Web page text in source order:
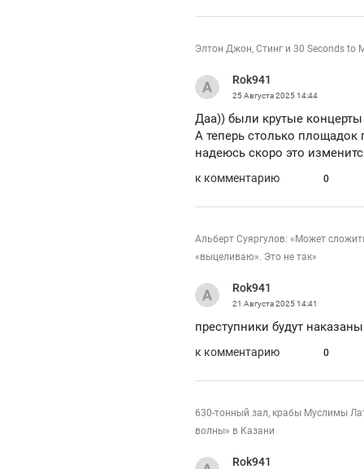
Элтон Джон, Стинг и 30 Seconds to
Rok941
25 Августа 202514:44
Даа)) были крутые
А теперь столько площадок
надеюсь скоро это
к комментарию 0
Альберт Суяргулов: «Может
«выцеливаю». Это не так»
Rok941
21 Августа 202514:41
преступники будут наказаны
к комментарию 0
630-тонный зал, крабы Муслимы
волны» в Казани
Rok941